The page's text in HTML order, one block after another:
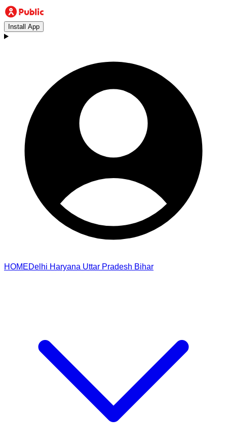
Install App
HOMEDelhi Haryana Uttar Pradesh Bihar